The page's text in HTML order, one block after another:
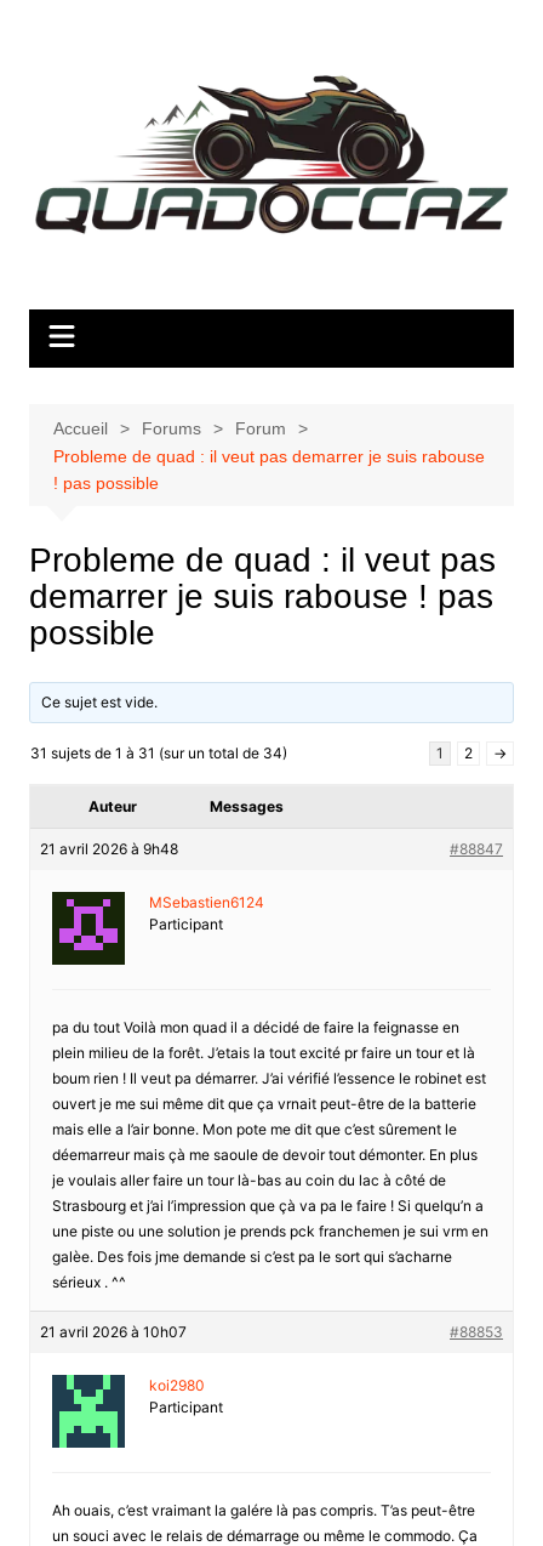
Accueil Forums
Forum
Probleme de quad : il veut pas demarrer je suis rabouse
! pas possible
Probleme de quad : il veut pas
demarrer je suis rabouse ! pas
possible
Ce sujet est vide.
31 sujets de 1 à 31 (sur un total de 34) 1 2 →
Auteur Messages
21 avril 2026 à 9h48 #88847
MSebastien6124
Participant
pa du tout Voilà mon quad il a décidé de faire la feignasse en
plein milieu de la forêt. J’etais la tout excité pr faire un tour et là
boum rien ! Il veut pa démarrer. J’ai vérifié l’essence le robinet est
ouvert je me sui même dit que ça vrnait peut-être de la batterie
mais elle a l’air bonne. Mon pote me dit que c’est sûrement le
déemarreur mais çà me saoule de devoir tout démonter. En plus
je voulais aller faire un tour là-bas au coin du lac à côté de
Strasbourg et j’ai l’impression que çà va pa le faire ! Si quelqu’n a
une piste ou une solution je prends pck franchemen je sui vrm en
galèe. Des fois jme demande si c’est pa le sort qui s’acharne
sérieux . ^^
21 avril 2026 à 10h07 #88853
koi2980
Participant
Ah ouais, c’est vraimant la galére là pas compris. T’as peut-être
un souci avec le relais de démarrage ou même le commodo. Ça